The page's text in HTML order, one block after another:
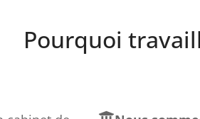
Pourquoi